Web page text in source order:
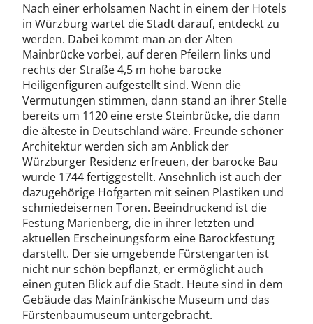
Nach einer erholsamen Nacht in einem der Hotels
in Würzburg wartet die Stadt darauf, entdeckt zu
werden. Dabei kommt man an der Alten
Mainbrücke vorbei, auf deren Pfeilern links und
rechts der Straße 4,5 m hohe barocke
Heiligenfiguren aufgestellt sind. Wenn die
Vermutungen stimmen, dann stand an ihrer Stelle
bereits um 1120 eine erste Steinbrücke, die dann
die älteste in Deutschland wäre. Freunde schöner
Architektur werden sich am Anblick der
Würzburger Residenz erfreuen, der barocke Bau
wurde 1744 fertiggestellt. Ansehnlich ist auch der
dazugehörige Hofgarten mit seinen Plastiken und
schmiedeisernen Toren. Beeindruckend ist die
Festung Marienberg, die in ihrer letzten und
aktuellen Erscheinungsform eine Barockfestung
darstellt. Der sie umgebende Fürstengarten ist
nicht nur schön bepflanzt, er ermöglicht auch
einen guten Blick auf die Stadt. Heute sind in dem
Gebäude das Mainfränkische Museum und das
Fürstenbaumuseum untergebracht.